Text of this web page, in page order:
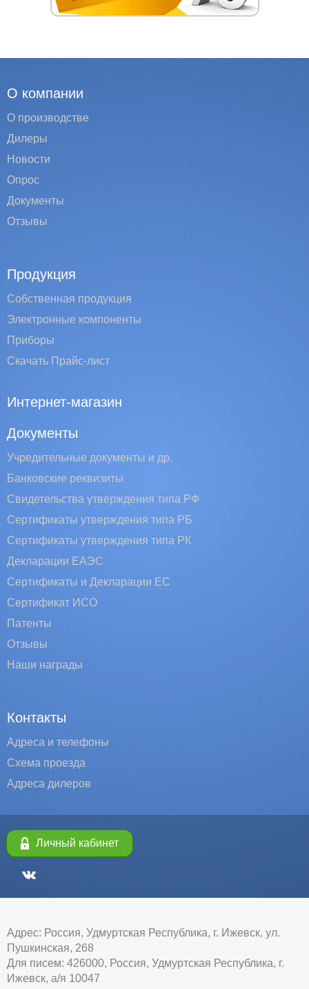
О компании
О производстве
Дилеры
Новости
Опрос
Документы
Отзывы
Продукция
Собственная продукция
Электронные компоненты
Приборы
Скачать Прайс-лист
Интернет-магазин
Документы
Учредительные документы и др.
Банковские реквизиты
Свидетельства утверждения типа РФ
Сертификаты утверждения типа РБ
Сертификаты утверждения типа РК
Декларации ЕАЭС
Сертификаты и Декларации EC
Сертификат ИСО
Патенты
Отзывы
Наши награды
Контакты
Адреса и телефоны
Схема проезда
Адреса дилеров
Личный кабинет
Адрес: Россия, Удмуртская Республика, г. Ижевск, ул.
Пушкинская, 268
Для писем: 426000, Россия, Удмуртская Республика, г.
Ижевск, а/я 10047